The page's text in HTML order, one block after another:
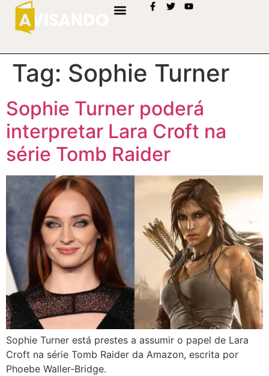
Tag: Sophie Turner
Sophie Turner poderá
interpretar Lara Croft na
série Tomb Raider
Sophie Turner está prestes a assumir o papel de Lara
Croft na série Tomb Raider da Amazon, escrita por
Phoebe Waller-Bridge.